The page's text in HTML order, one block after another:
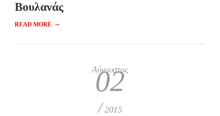
Βουλανάς
READ MORE →
Αύγουστος
02
/ 2015